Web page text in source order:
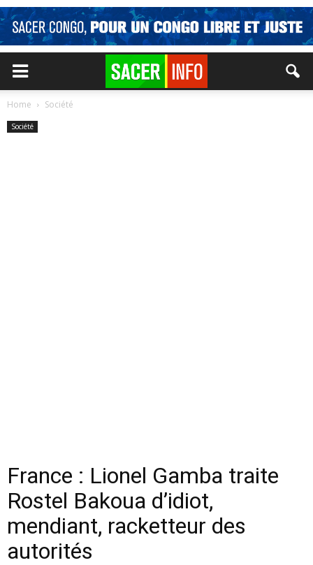
Home Société
Société
France : Lionel Gamba traite
Rostel Bakoua d’idiot,
mendiant, racketteur des
autorités